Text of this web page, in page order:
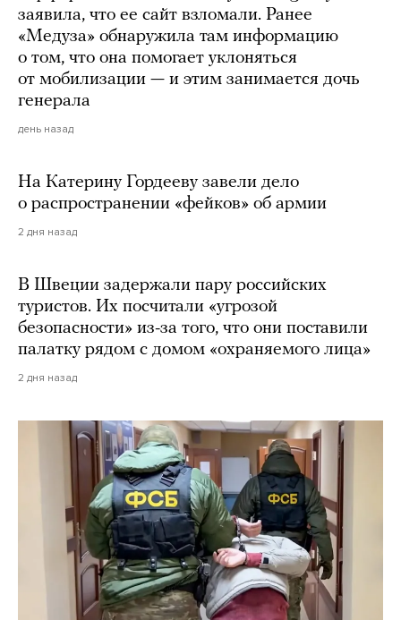
заявила, что ее сайт взломали. Ранее
«Медуза» обнаружила там информацию
о том, что она помогает уклоняться
от мобилизации — и этим занимается дочь
генерала
день назад
На Катерину Гордееву завели дело
о распространении «фейков» об армии
2 дня назад
В Швеции задержали пару российских
туристов. Их посчитали «угрозой
безопасности» из-за того, что они поставили
палатку рядом с домом «охраняемого лица»
2 дня назад